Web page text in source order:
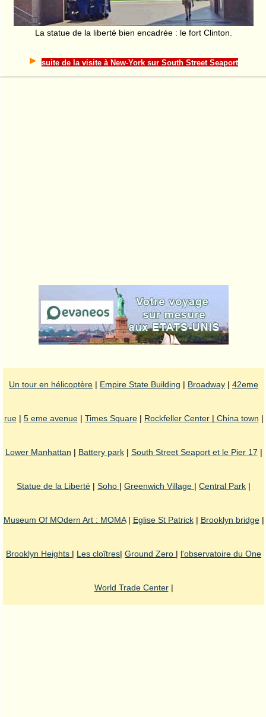
La statue de la liberté bien encadrée : le fort Clinton.
suite de la visite à New-York sur South Street Seaport
Un tour en hélicoptère | Empire State Building | Broadway | 42eme
rue| 5 eme avenue| Times Square| Rockfeller Center | China town |
Lower Manhattan | Battery park| South Street Seaport et le Pier 17 |
Statue de la Liberté | Soho | Greenwich Village | Central Park |
Museum Of MOdern Art : MOMA| Eglise St Patrick| Brooklyn bridge|
Brooklyn Heights | Les cloîtres| Ground Zero | l'observatoire du One
World Trade Center|